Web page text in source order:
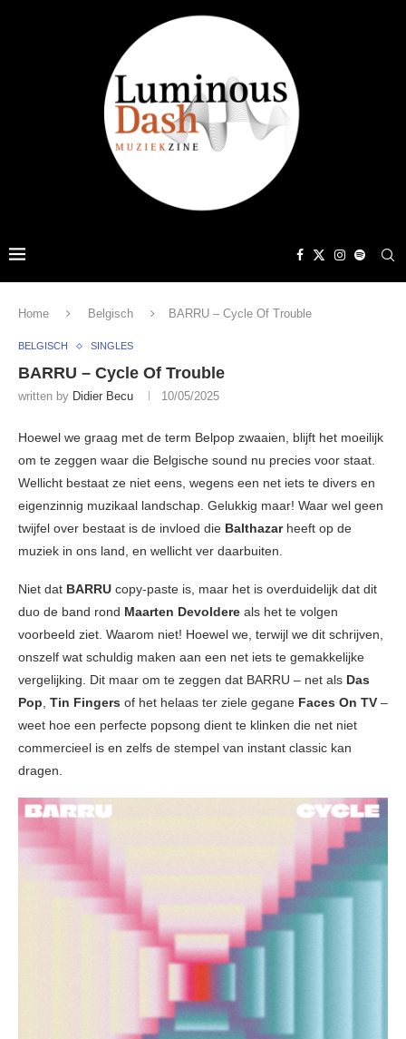
Home Belgisch BARRU – Cycle Of Trouble
BELGISCH SINGLES
BARRU – Cycle Of Trouble
written by Didier Becu 10/05/2025
Hoewel we graag met de term Belpop zwaaien, blijft het moeilijk
om te zeggen waar die Belgische sound nu precies voor staat.
Wellicht bestaat ze niet eens, wegens een net iets te divers en
eigenzinnig muzikaal landschap. Gelukkig maar! Waar wel geen
twijfel over bestaat is de invloed die Balthazarheeft op de
muziek in ons land, en wellicht ver daarbuiten.
Niet dat BARRU copy-paste is, maar het is overduidelijk dat dit
duo de band rond Maarten Devoldere als het te volgen
voorbeeld ziet. Waarom niet! Hoewel we, terwijl we dit schrijven,
onszelf wat schuldig maken aan een net iets te gemakkelijke
vergelijking. Dit maar om te zeggen dat BARRU – net als Das
Pop, Tin Fingers of het helaas ter ziele gegane Faces On TV –
weet hoe een perfecte popsong dient te klinken die net niet
commercieel is en zelfs de stempel van instant classic kan
dragen.